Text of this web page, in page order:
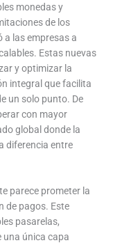
monedas y
de los
a las empresas a
Estas nuevas
y optimizar la
integral que facilita
un solo punto. De
con mayor
global donde la
diferencia entre
parece prometer la
de pagos. Este
pasarelas,
una única capa